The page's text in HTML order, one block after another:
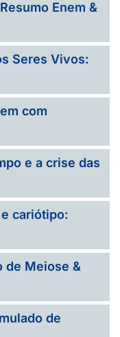
Enem &
Seres Vivos:
com
e a crise das
cariótipo:
de Meiose &
de